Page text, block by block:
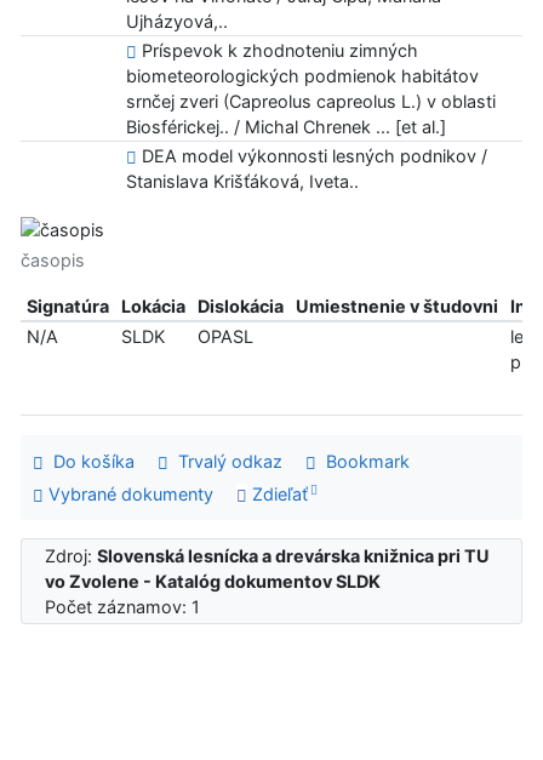
Ujházyová,..
Príspevok k zhodnoteniu zimných
biometeorologických podmienok habitátov
srnčej zveri (Capreolus capreolus L.) v oblasti
Biosférickej.. / Michal Chrenek ... [et al.]
DEA model výkonnosti lesných podnikov /
Stanislava Krišťáková, Iveta..
časopis
Signatúra Lokácia Dislokácia Umiestnenie v študovni
Info
N/A
SLDK OPASL
len
Do košíka Trvalý odkaz
Bookmark
Vybrané dokumenty
Zdieľať
Zdroj:Slovenská lesnícka a drevárska knižnica pri TU
vo Zvolene - Katalóg dokumentov SLDK
Počet záznamov: 1